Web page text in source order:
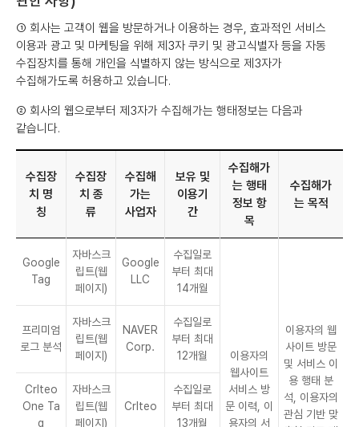
① 회사는 고객이 웹을 방문하거나 이용하는 경우, 효과적인 서비스
이용과 광고 및 마케팅을 위해 제3자 쿠키 및 광고식별자 등을 자동
수집장치를 통해 개인을 식별하지 않는 방식으로 제3자가
수집해가도록 허용하고 있습니다.
② 회사의 웹으로부터 제3자가 수집해가는 행태정보는 다음과
같습니다.
수집장
치 명
칭
수집장
치 종
류
수집해
가는
사업자
보유 및
이용기
간
수집해가
는 행태
정보 항
목
수집해가
는 목적
Google
Tag
자바스크
립트(웹
페이지)
Google
LLC
수집일로
부터 최대
14개월
이용자의
웹사이트
서비스 방
문 이력, 이
용자의 서
이용자의 웹
사이트 방문
및 서비스 이
용 행태 분
석, 이용자의
관심 기반 맞
프리미엄
로그 분석
자바스크
립트(웹
페이지)
NAVER
Corp.
수집일로
부터 최대
12개월
Crlteo
One Ta
g
자바스크
립트(웹
페이지)
Crlteo
수집일로
부터 최대
13개월